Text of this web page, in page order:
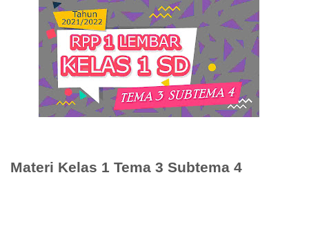
Materi Kelas 1 Tema 3 Subtema 4